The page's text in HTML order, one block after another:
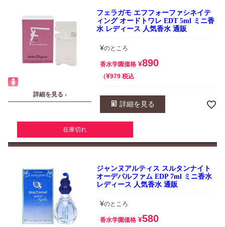
詳細を見る ›
フェラガモ エフフォーファシネイテ
ィング オードトワレ EDT 5ml ミニ香
水 レディース 人気香水 通販
¥のところ
香水学園価格 ¥890
¥979 税込
詳細を見る
在庫切れ
ジャンヌアルティス スルタンナイト
オーデパルファム EDP 7ml ミニ香水
レディース 人気香水 通販
¥のところ
香水学園価格 ¥580